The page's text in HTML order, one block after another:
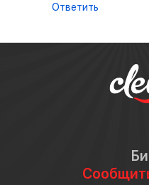
Ответить